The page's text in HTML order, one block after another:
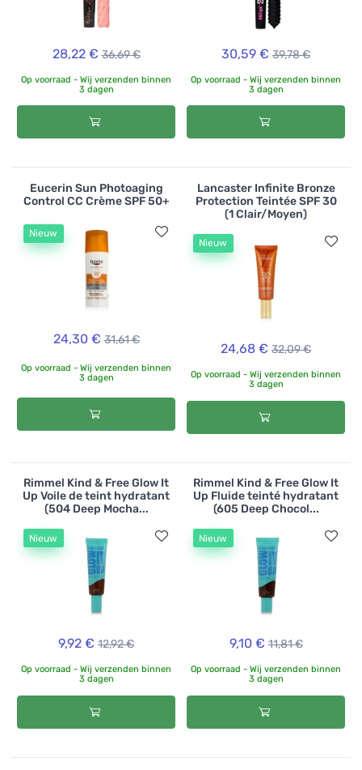
28,22 € 36,69 €
Op voorraad - Wij verzenden binnen
3 dagen
30,59 € 39,78 €
Op voorraad - Wij verzenden binnen
3 dagen
Eucerin Sun Photoaging
Control CC Crème SPF 50+
Nieuw
24,30 € 31,61 €
Op voorraad - Wij verzenden binnen
3 dagen
Lancaster Infinite Bronze
Protection Teintée SPF 30
(1 Clair/Moyen)
Nieuw
24,68 € 32,09 €
Op voorraad - Wij verzenden binnen
3 dagen
Rimmel Kind & Free Glow It
Up Voile de teint hydratant
(504 Deep Mocha...
Nieuw
9,92 € 12,92 €
Op voorraad - Wij verzenden binnen
3 dagen
Rimmel Kind & Free Glow It
Up Fluide teinté hydratant
(605 Deep Chocol...
Nieuw
9,10 € 11,81 €
Op voorraad - Wij verzenden binnen
3 dagen